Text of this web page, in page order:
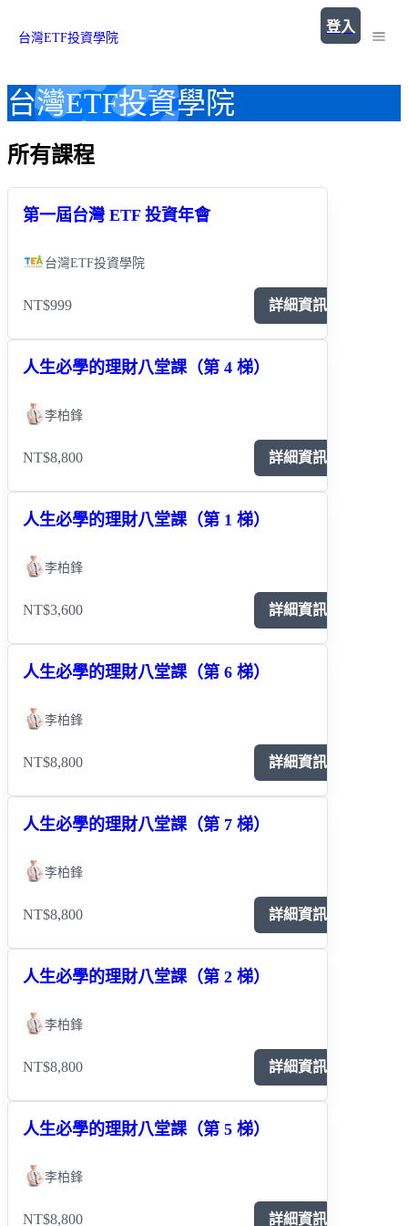
台灣ETF投資學院
登入
台灣ETF投資學院
所有課程
第一屆台灣 ETF 投資年會
台灣ETF投資學院
NT$999 詳細資訊
人生必學的理財八堂課（第 4 梯）
李柏鋒
NT$8,800 詳細資訊
人生必學的理財八堂課（第 1 梯）
李柏鋒
NT$3,600 詳細資訊
人生必學的理財八堂課（第 6 梯）
李柏鋒
NT$8,800 詳細資訊
人生必學的理財八堂課（第 7 梯）
李柏鋒
NT$8,800 詳細資訊
人生必學的理財八堂課（第 2 梯）
李柏鋒
NT$8,800 詳細資訊
人生必學的理財八堂課（第 5 梯）
李柏鋒
NT$8,800 詳細資訊